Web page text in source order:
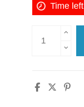
Time left